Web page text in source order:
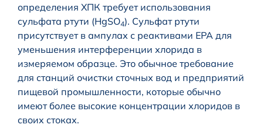
определения ХПК требует использования
сульфата ртути (HgSO4). Сульфат ртути
присутствует в ампулах с реактивами EPA для
уменьшения интерференции хлорида в
измеряемом образце. Это обычное требование
для станций очистки сточных вод и предприятий
пищевой промышленности, которые обычно
имеют более высокие концентрации хлоридов в
своих стоках.